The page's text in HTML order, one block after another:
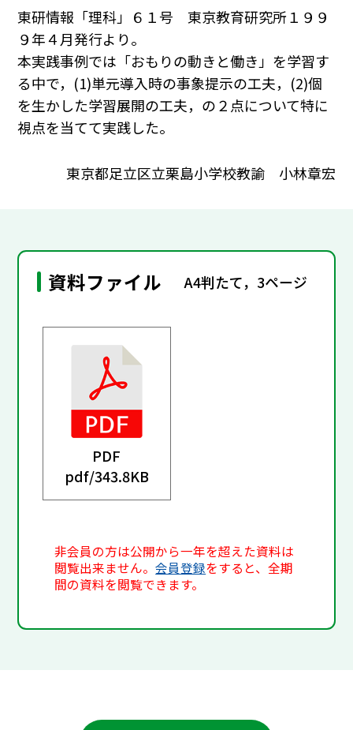
東研情報「理科」６１号 東京教育研究所１９９
９年４月発行より。
本実践事例では「おもりの動きと働き」を学習す
る中で，(1)単元導入時の事象提示の工夫，(2)個
を生かした学習展開の工夫，の２点について特に
視点を当てて実践した。
東京都足立区立栗島小学校教諭 小林章宏
資料ファイル A4判たて，3ページ
PDF
pdf/343.8KB
非会員の方は公開から一年を超えた資料は
閲覧出来ません。会員登録をすると、全期
間の資料を閲覧できます。